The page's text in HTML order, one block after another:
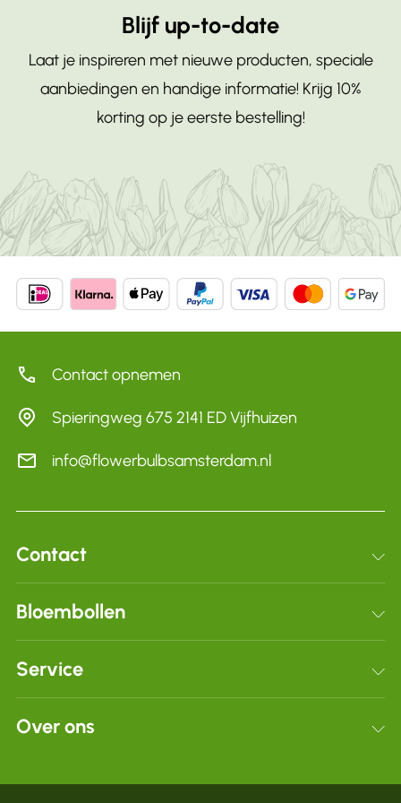
gas dat vrijkomt bij rijpend fruit schadelijk kan
zijn voor de bollen.
voor specifieke plantinstructies.
en volg de plantinstructies. Houd er rekening
meer zorg en water nodig hebben dan
bloembollen in de grond.
Blijf up-to-date
Laat je inspireren met nieuwe producten, speciale
aanbiedingen en handige informatie! Krijg 10%
korting op je eerste bestelling!
Bloembollen
Bloembollen
Dahlia’s
Voordeelpakketten
Service
Verzenden & retourneren
Algemene voorwaarden
Over ons
Contact
Schrijf je in voor onze nieuwsbrief
Contact opnemen
Spieringweg 675 2141 ED Vijfhuizen
info@flowerbulbsamsterdam.nl